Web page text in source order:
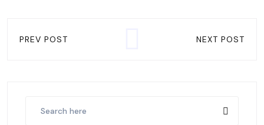
PREV POST NEXT POST